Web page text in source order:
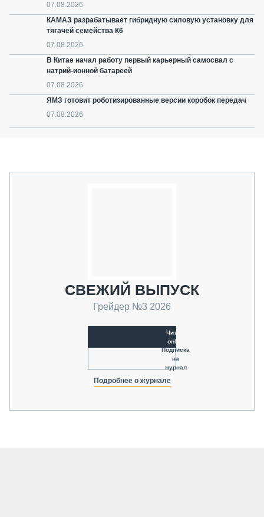
07.08.2026
КАМАЗ разрабатывает гибридную силовую установку для
тягачей семейства К6
07.08.2026
В Китае начал работу первый карьерный самосвал с
натрий-ионной батареей
07.08.2026
ЯМЗ готовит роботизированные версии коробок передач
07.08.2026
СВЕЖИЙ ВЫПУСК
Грейдер №3 2026
Читать
online
Подписка
на
журнал
Подробнее о журнале